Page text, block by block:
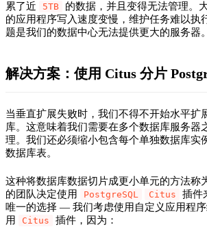
累了近
5TB
的数据，并且变得无法管理。
的应用程序写入速度变慢，维护任务难以执
题是我们的数据中心无法提供更大的服务器。
解决方案：使用 Citus 分片
当垂直扩展失败时，我们不得不开始水平扩
库。这意味着我们需要在多个数据库服务器
理。我们还必须缩小包含每个单独数据库实
数据库表。
这种将数据库数据切片成更小单元的方法称
的团队决定使用
PostgreSQL Citus
插件
唯一的选择 — 我们考虑使用自定义应用程
用
Citus 插件，因为：